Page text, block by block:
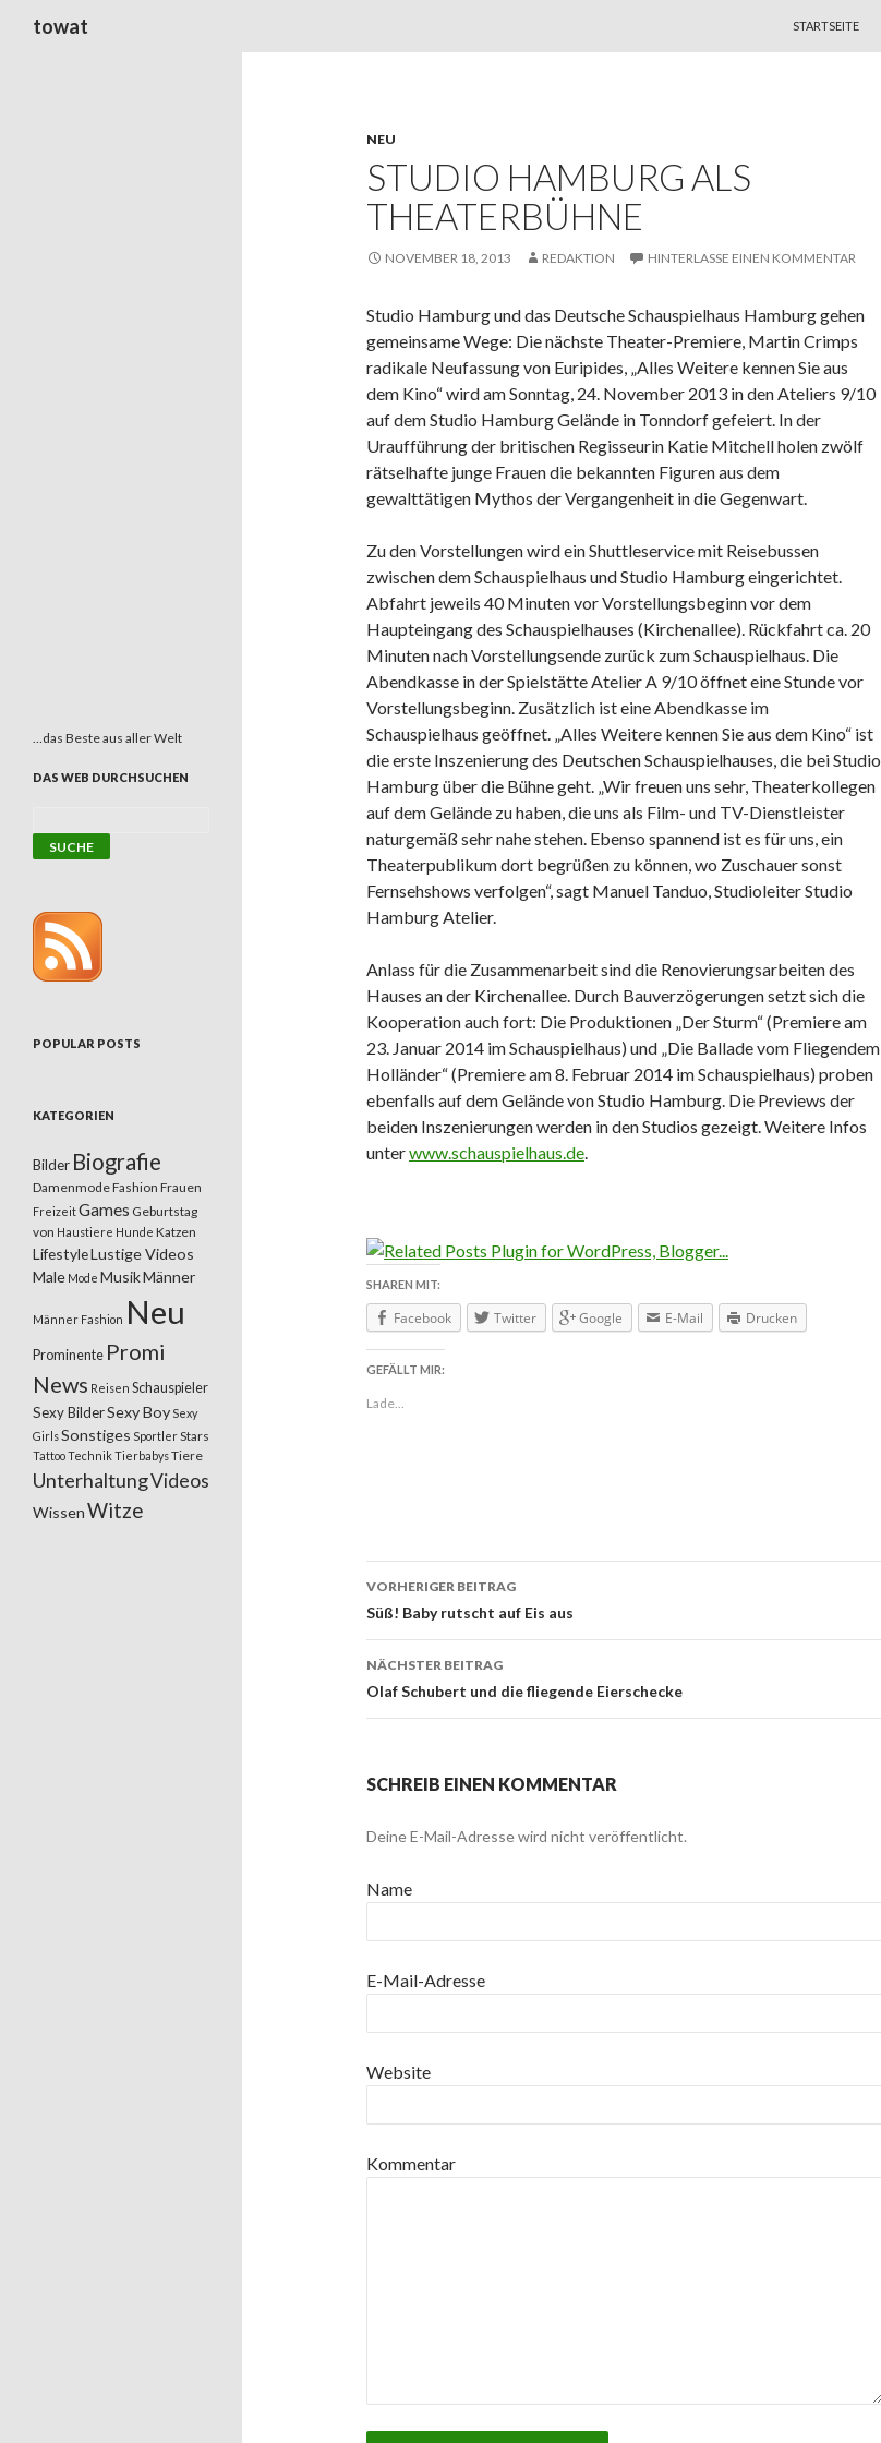
towat
STARTSEITE
NEU
STUDIO HAMBURG ALS
THEATERBÜHNE
NOVEMBER 18, 2013 REDAKTION HINTERLASSE EINEN KOMMENTAR
Studio Hamburg und das Deutsche Schauspielhaus Hamburg gehen
gemeinsame Wege: Die nächste Theater-Premiere, Martin Crimps
radikale Neufassung von Euripides, „Alles Weitere kennen Sie aus
dem Kino“ wird am Sonntag, 24. November 2013 in den Ateliers 9/10
auf dem Studio Hamburg Gelände in Tonndorf gefeiert. In der
Uraufführung der britischen Regisseurin Katie Mitchell holen zwölf
rätselhafte junge Frauen die bekannten Figuren aus dem
gewalttätigen Mythos der Vergangenheit in die Gegenwart.
Zu den Vorstellungen wird ein Shuttleservice mit Reisebussen
zwischen dem Schauspielhaus und Studio Hamburg eingerichtet.
Abfahrt jeweils 40 Minuten vor Vorstellungsbeginn vor dem
Haupteingang des Schauspielhauses (Kirchenallee). Rückfahrt ca. 20
Minuten nach Vorstellungsende zurück zum Schauspielhaus. Die
Abendkasse in der Spielstätte Atelier A 9/10 öffnet eine Stunde vor
Vorstellungsbeginn. Zusätzlich ist eine Abendkasse im
Schauspielhaus geöffnet. „Alles Weitere kennen Sie aus dem Kino“ ist
die erste Inszenierung des Deutschen Schauspielhauses, die bei Studio
Hamburg über die Bühne geht. „Wir freuen uns sehr, Theaterkollegen
auf dem Gelände zu haben, die uns als Film- und TV-Dienstleister
naturgemäß sehr nahe stehen. Ebenso spannend ist es für uns, ein
Theaterpublikum dort begrüßen zu können, wo Zuschauer sonst
Fernsehshows verfolgen“, sagt Manuel Tanduo, Studioleiter Studio
Hamburg Atelier.
Anlass für die Zusammenarbeit sind die Renovierungsarbeiten des
Hauses an der Kirchenallee. Durch Bauverzögerungen setzt sich die
Kooperation auch fort: Die Produktionen „Der Sturm“ (Premiere am
23. Januar 2014 im Schauspielhaus) und „Die Ballade vom Fliegendem
Holländer“ (Premiere am 8. Februar 2014 im Schauspielhaus) proben
ebenfalls auf dem Gelände von Studio Hamburg. Die Previews der
beiden Inszenierungen werden in den Studios gezeigt. Weitere Infos
unterwww.schauspielhaus.de.
SHAREN MIT:
Facebook Twitter Google E-Mail Drucken
GEFÄLLT MIR:
Lade...
Beitragsnavigation
VORHERIGER BEITRAG
Süß! Baby rutscht auf Eis aus
NÄCHSTER BEITRAG
Olaf Schubert und die fliegende Eierschecke
SCHREIB EINEN KOMMENTAR
Deine E-Mail-Adresse wird nicht veröffentlicht.
Name
E-Mail-Adresse
Website
Kommentar
…das Beste aus aller Welt
DAS WEB DURCHSUCHEN
POPULAR POSTS
KATEGORIEN
Bilder Biografie
DamenmodeFashion Frauen
FreizeitGames Geburtstag
von Haustiere Hunde Katzen
LifestyleLustige Videos
Male Mode MusikMänner
Männer Fashion Neu
Prominente Promi
News Reisen Schauspieler
Sexy BilderSexy Boy Sexy
GirlsSonstiges SportlerStars
TattooTechnikTierbabysTiere
UnterhaltungVideos
WissenWitze